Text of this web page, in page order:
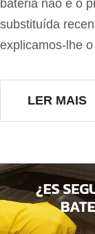
bateria não é o
substituída
explicamos-lhe
LER MAIS